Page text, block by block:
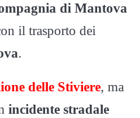
di Mantova
il trasporto dei
.
delle Stiviere, ma
incidente stradale